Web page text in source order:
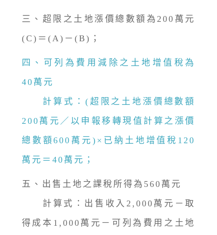
三、超限之土地漲價總數額為200萬元
(C)＝(A)－(B)；
四、可列為費用減除之土地增值稅為
40萬元
計算式：(超限之土地漲價總數額
200萬元／以申報移轉現值計算之漲價
總數額600萬元)×已納土地增值稅120
萬元＝40萬元；
五、出售土地之課稅所得為560萬元
計算式：出售收入2,000萬元－取
得成本1,000萬元－可列為費用之土地